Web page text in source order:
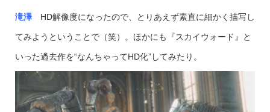
滝澤HD解像度になったので、とりあえず素直に細かく描写し
てみようということで（笑）。ほかにも『スカイウォード』と
いった過去作を“なんちゃってHD化”してみたり。